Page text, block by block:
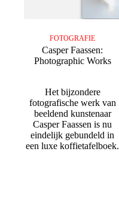
FOTOGRAFIE
Casper Faassen:
Photographic Works
Het bijzondere
fotografische werk van
beeldend kunstenaar
Casper Faassen is nu
eindelijk gebundeld in
een luxe koffietafelboek.